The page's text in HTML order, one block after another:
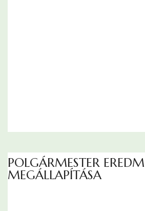
POLGÁRMESTER
MEGÁLLAPÍTÁSA